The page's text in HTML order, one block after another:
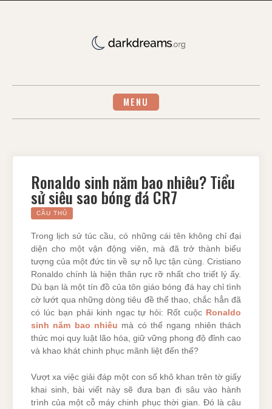
MENU
Ronaldo sinh năm bao nhiêu? Tiểu
sử siêu sao bóng đá CR7
CẦU THỦ
Trong lịch sử túc cầu, có những cái tên không chỉ đại
diện cho một vận động viên, mà đã trở thành biểu
tượng của một đức tin về sự nỗ lực tận cùng. Cristiano
Ronaldo chính là hiện thân rực rỡ nhất cho triết lý ấy.
Dù bạn là một tín đồ của tôn giáo bóng đá hay chỉ tình
cờ lướt qua những dòng tiêu đề thể thao, chắc hẳn đã
có lúc bạn phải kinh ngạc tự hỏi: Rốt cuộc Ronaldo
sinh năm bao nhiêu mà có thể ngang nhiên thách
thức mọi quy luật lão hóa, giữ vững phong độ đỉnh cao
và khao khát chinh phục mãnh liệt đến thế?
Vượt xa việc giải đáp một con số khô khan trên tờ giấy
khai sinh, bài viết này sẽ đưa bạn đi sâu vào hành
trình của một cỗ máy chinh phục thời gian. Đó là câu